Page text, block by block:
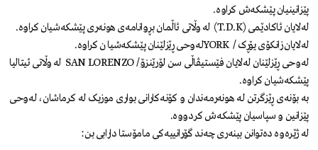
پێزانینیان پێشکەش کراوە.
لەلایان ئاکادێمی (T.D.K) لە وڵاتی ئاڵمان بڕوانامەی هونەری پێشکەشیان کراوە.
لەلایان زانکۆی یۆڕک / YORKلەوحی ڕێزلێنان پێشکەشیا ن کراوە.
لەوحی ڕێزلێنان لەلایان فێستیڤاڵی سن لۆرێنزۆ/ SAN LORENZO لە وڵاتی ئیتالیا
پێشکەشیان کراوە.
بە بۆنەی ڕێزگرتن لە هونەرمەندان و کۆنەکارانی بواری موزیک لە کرماشان، لەوحی
پێزانین و سپاسیان پێشکەش کردووە.
لە ژێرەوە دەتوانن بینەری چەند گۆرانییەکی مامۆستا دارابی بن: